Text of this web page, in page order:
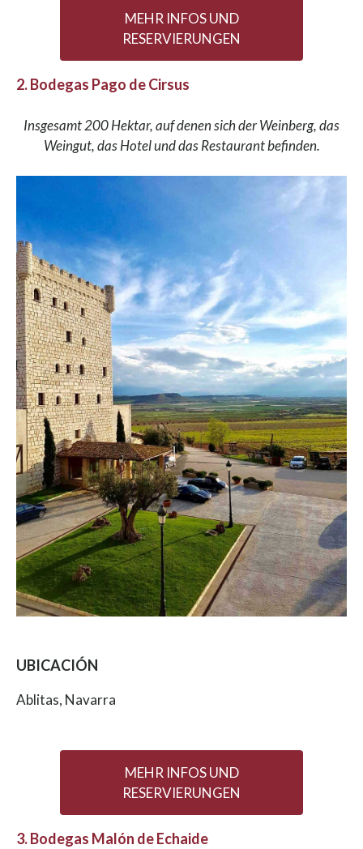
MEHR INFOS UND
RESERVIERUNGEN
2. Bodegas Pago de Cirsus
Insgesamt 200 Hektar, auf denen sich der Weinberg, das
Weingut, das Hotel und das Restaurant befinden.
UBICACIÓN
Ablitas, Navarra
MEHR INFOS UND
RESERVIERUNGEN
3. Bodegas Malón de Echaide